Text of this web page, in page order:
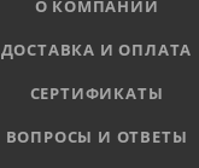
О КОМПАНИИ
ДОСТАВКА И ОПЛАТА
СЕРТИФИКАТЫ
ВОПРОСЫ И ОТВЕТЫ